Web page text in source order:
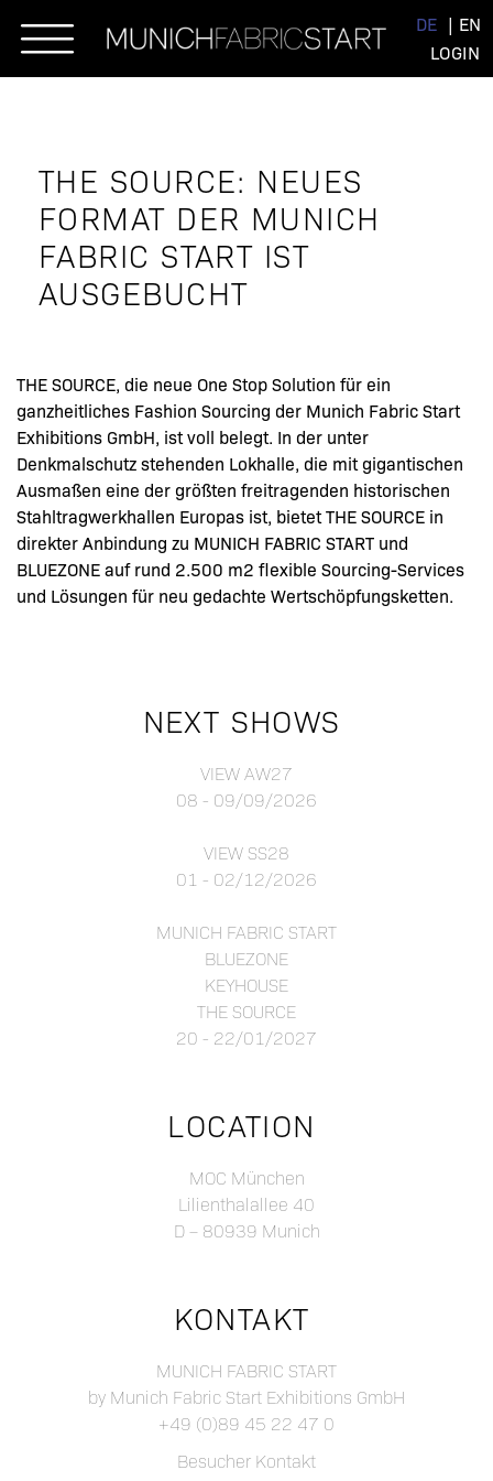
DE
EN
LOGIN
THE SOURCE: NEUES
FORMAT DER MUNICH
FABRIC START IST
AUSGEBUCHT
THE SOURCE, die neue One Stop Solution für ein
ganzheitliches Fashion Sourcing der Munich Fabric Start
Exhibitions GmbH, ist voll belegt. In der unter
Denkmalschutz stehenden Lokhalle, die mit gigantischen
Ausmaßen eine der größten freitragenden historischen
Stahltragwerkhallen Europas ist, bietet THE SOURCE in
direkter Anbindung zu MUNICH FABRIC START und
BLUEZONE auf rund 2.500 m2 flexible Sourcing-Services
und Lösungen für neu gedachte Wertschöpfungsketten.
NEXT SHOWS
VIEW AW27
08 - 09/09/2026
VIEW SS28
01 - 02/12/2026
MUNICH FABRIC START
BLUEZONE
KEYHOUSE
THE SOURCE
20 - 22/01/2027
LOCATION
MOC München
Lilienthalallee 40
D – 80939 Munich
KONTAKT
MUNICH FABRIC START
by Munich Fabric Start Exhibitions GmbH
+49 (0)89 45 22 47 0
Besucher Kontakt